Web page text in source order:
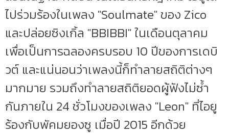
ไปร่วมร้องในเพลง "Soulmate" ของ Zico
และปล่อยซิงเกิ้ล "BBIBBI" ในเดือนตุลาคม
เพื่อเป็นการฉลองครบรอบ 10 ปีของการเดบิ
วต์ และแน่นอนว่าเพลงนี้ก็ทำลายสถิติต่างๆ
มากมาย รวมถึงทำลายสถิติยอดผู้ฟังไม่ซ้ำ
กันภายใน 24 ชั่วโมงของเพลง "Leon" ที่ไอยู
ร้องกับพัคมยองซู เมื่อปี 2015 อีกด้วย